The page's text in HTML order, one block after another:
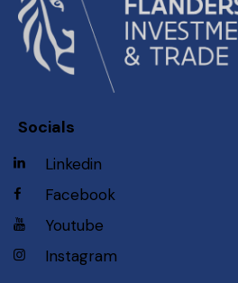
Socials
Linkedin
Facebook
Youtube
Instagram